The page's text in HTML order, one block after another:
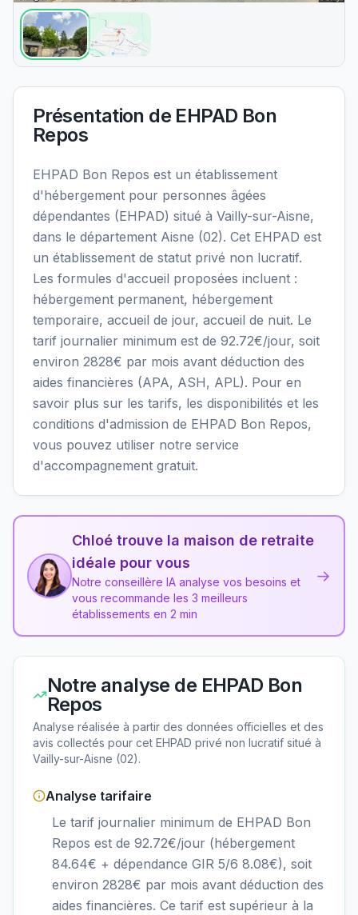
Présentation de EHPAD Bon
Repos
EHPAD Bon Repos est un établissement
d'hébergement pour personnes âgées
dépendantes (EHPAD) situé à Vailly-sur-Aisne,
dans le département Aisne (02). Cet EHPAD est
un établissement de statut privé non lucratif.
Les formules d'accueil proposées incluent :
hébergement permanent, hébergement
temporaire, accueil de jour, accueil de nuit. Le
tarif journalier minimum est de 92.72€/jour, soit
environ 2828€ par mois avant déduction des
aides financières (APA, ASH, APL). Pour en
savoir plus sur les tarifs, les disponibilités et les
conditions d'admission de EHPAD Bon Repos,
vous pouvez utiliser notre service
d'accompagnement gratuit.
Chloé trouve la maison de retraite
idéale pour vous
Notre conseillère IA analyse vos besoins et
vous recommande les 3 meilleurs
établissements en 2 min
→
Notre analyse de EHPAD Bon
Repos
Analyse réalisée à partir des données officielles et des
avis collectés pour cet EHPAD privé non lucratif situé à
Vailly-sur-Aisne (02).
Analyse tarifaire
Le tarif journalier minimum de EHPAD Bon
Repos est de 92.72€/jour (hébergement
84.64€ + dépendance GIR 5/6 8.08€), soit
environ 2828€ par mois avant déduction des
aides financières. Ce tarif est supérieur à la